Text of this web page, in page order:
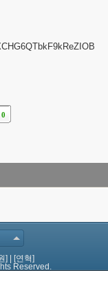
0
]
[연혁]
Reserved.